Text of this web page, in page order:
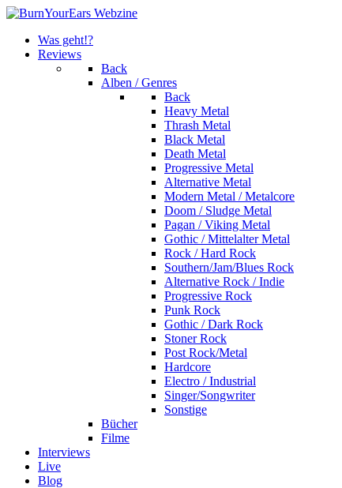
Was geht!?
Reviews
Back
Alben / Genres
Back
Heavy Metal
Thrash Metal
Black Metal
Death Metal
Progressive Metal
Alternative Metal
Modern Metal / Metalcore
Doom / Sludge Metal
Pagan / Viking Metal
Gothic / Mittelalter Metal
Rock / Hard Rock
Southern/Jam/Blues Rock
Alternative Rock / Indie
Progressive Rock
Punk Rock
Gothic / Dark Rock
Stoner Rock
Post Rock/Metal
Hardcore
Electro / Industrial
Singer/Songwriter
Sonstige
Bücher
Filme
Interviews
Live
Blog